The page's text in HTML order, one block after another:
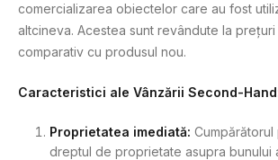
comercializarea obiectelor care au fost
altcineva. Acestea sunt revândute la
comparativ cu produsul nou.
Caracteristici ale Vânzării Second-
Proprietatea imediată:
dreptul de proprietate asupra bunului